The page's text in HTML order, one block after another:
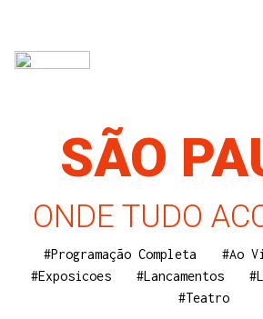
SÃO
ONDE TUDO
#Programação Completa #Ao
#Exposicoes
#Lancamentos
#Teatro